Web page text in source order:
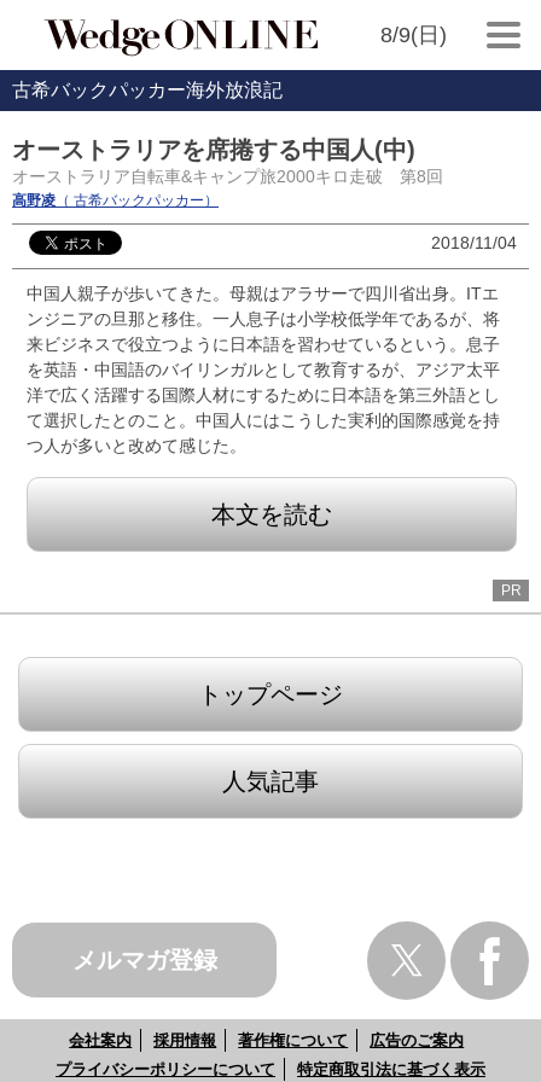
8/9(日)
古希バックパッカー海外放浪記
オーストラリアを席捲する中国人(中)
オーストラリア自転車&キャンプ旅2000キロ走破 第8回
高野凌 （ 古希バックパッカー）
2018/11/04
中国人親子が歩いてきた。母親はアラサーで四川省出身。ITエ
ンジニアの旦那と移住。一人息子は小学校低学年であるが、将
来ビジネスで役立つように日本語を習わせているという。息子
を英語・中国語のバイリンガルとして教育するが、アジア太平
洋で広く活躍する国際人材にするために日本語を第三外語とし
て選択したとのこと。中国人にはこうした実利的国際感覚を持
つ人が多いと改めて感じた。
本文を読む
PR
トップページ
人気記事
メルマガ登録
会社案内 採用情報 著作権について
広告のご案内
プライバシーポリシーについて
特定商取引法に基づく表示